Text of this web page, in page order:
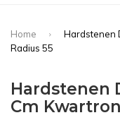
Home
Hardstenen
Radius 55
Hardstenen
Cm